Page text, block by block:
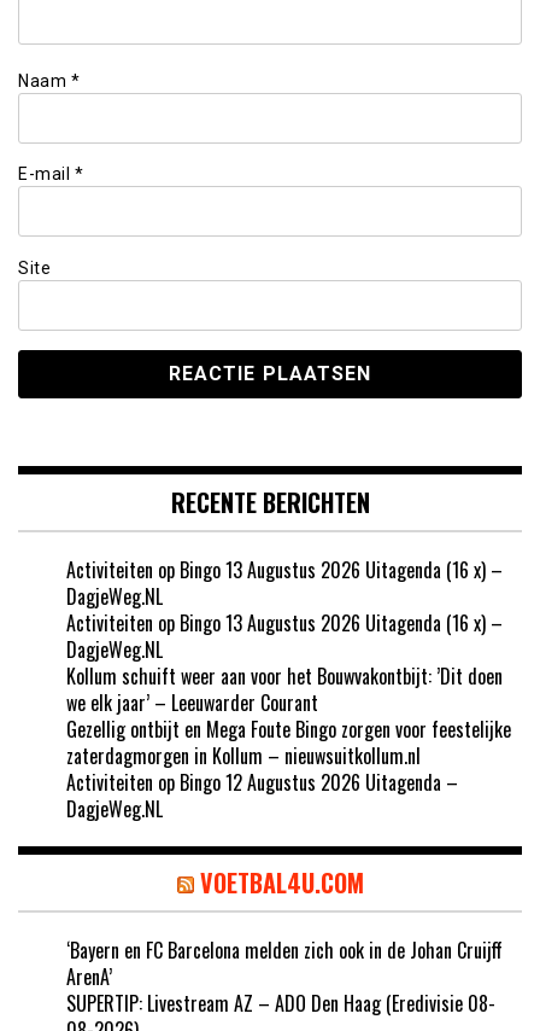
Naam *
E-mail *
Site
RECENTE BERICHTEN
Activiteiten op Bingo 13 Augustus 2026 Uitagenda (16 x) –
DagjeWeg.NL
Activiteiten op Bingo 13 Augustus 2026 Uitagenda (16 x) –
DagjeWeg.NL
Kollum schuift weer aan voor het Bouwvakontbijt: ’Dit doen
we elk jaar’ – Leeuwarder Courant
Gezellig ontbijt en Mega Foute Bingo zorgen voor feestelijke
zaterdagmorgen in Kollum – nieuwsuitkollum.nl
Activiteiten op Bingo 12 Augustus 2026 Uitagenda –
DagjeWeg.NL
VOETBAL4U.COM
‘Bayern en FC Barcelona melden zich ook in de Johan Cruijff
ArenA’
SUPERTIP: Livestream AZ – ADO Den Haag (Eredivisie 08-